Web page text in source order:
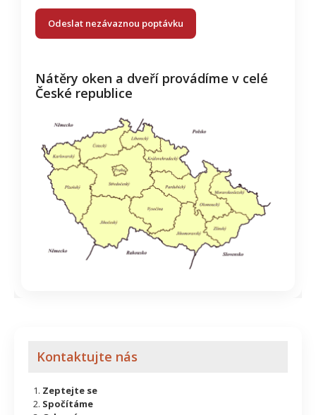
Odeslat nezávaznou poptávku
Nátěry oken a dveří provádíme v celé
České republice
Kontaktujte nás
Zeptejte se
Spočítáme